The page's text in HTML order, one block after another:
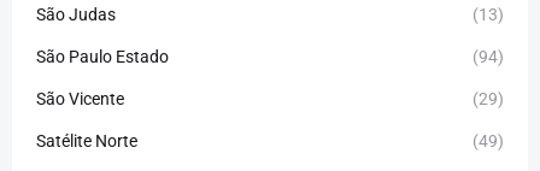
São Judas (13)
São Paulo Estado (94)
São Vicente (29)
Satélite Norte (49)